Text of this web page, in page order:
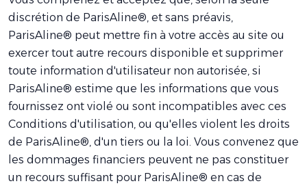
discrétion de ParisAline®, et sans préavis,
ParisAline® peut mettre fin à votre accès au site ou
exercer tout autre recours disponible et supprimer
toute information d'utilisateur non autorisée, si
ParisAline® estime que les informations que vous
fournissez ont violé ou sont incompatibles avec ces
Conditions d'utilisation, ou qu'elles violent les droits
de ParisAline®, d'un tiers ou la loi. Vous convenez que
les dommages financiers peuvent ne pas constituer
un recours suffisant pour ParisAline® en cas de